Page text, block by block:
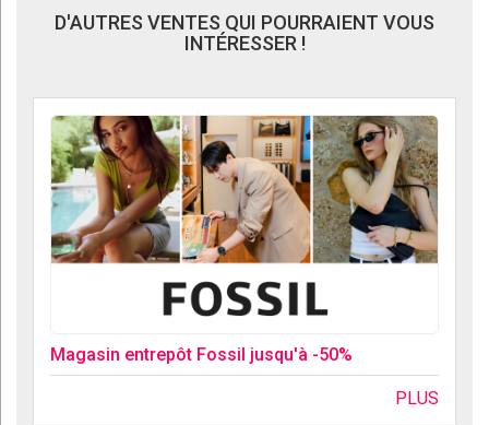
D'AUTRES VENTES QUI POURRAIENT VOUS
INTÉRESSER !
Magasin entrepôt Fossil jusqu'à -50%
PLUS